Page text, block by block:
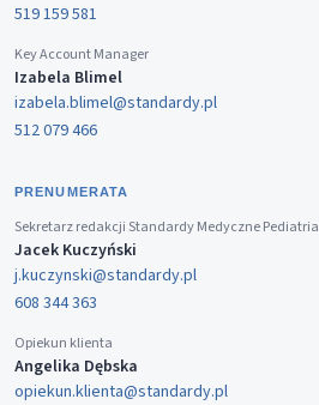
519 159 581
Key Account Manager
Izabela Blimel
izabela.blimel@standardy.pl
512 079 466
PRENUMERATA
Sekretarz redakcji Standardy Medyczne Pediatria
Jacek Kuczyński
j.kuczynski@standardy.pl
608 344 363
Opiekun klienta
Angelika Dębska
opiekun.klienta@standardy.pl